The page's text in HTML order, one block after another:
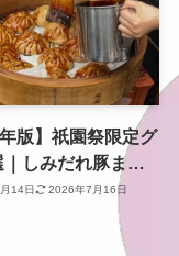
年版】祇園祭限定グ
｜しみだれ豚ま
餅から宵山限定ス
14日 2026年7月16日